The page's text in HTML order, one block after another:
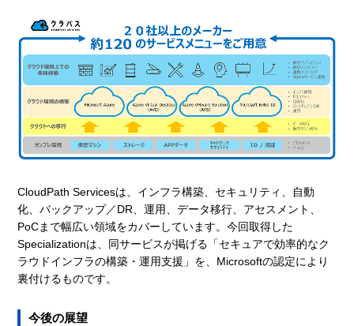
CloudPath Servicesは、インフラ構築、セキュリティ、自動
化、バックアップ／DR、運用、データ移行、アセスメント、
PoCまで幅広い領域をカバーしています。今回取得した
Specializationは、同サービスが掲げる「セキュアで効率的なク
ラウドインフラの構築・運用支援」を、Microsoftの認定により
裏付けるものです。
今後の展望